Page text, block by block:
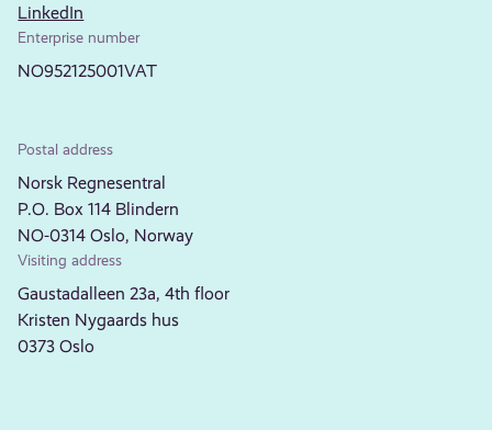
LinkedIn
Enterprise number
NO952125001VAT
Postal address
Norsk Regnesentral
P.O. Box 114 Blindern
NO-0314 Oslo, Norway
Visiting address
Gaustadalleen 23a, 4th floor
Kristen Nygaards hus
0373 Oslo